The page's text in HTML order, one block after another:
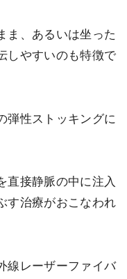
ま、あるいは坐った
しやすいのも特徴で
弾性ストッキングに
直接静脈の中に注入
す治療がおこなわれ
線レーザーファイバ